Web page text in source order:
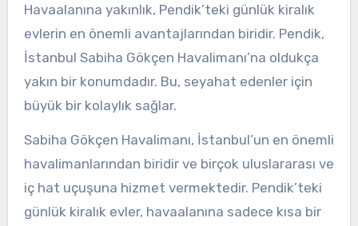
Havaalanına yakınlık, Pendik’teki günlük kiralık
evlerin en önemli avantajlarından biridir. Pendik,
İstanbul Sabiha Gökçen Havalimanı’na oldukça
yakın bir konumdadır. Bu, seyahat edenler için
büyük bir kolaylık sağlar.
Sabiha Gökçen Havalimanı, İstanbul’un en önemli
havalimanlarından biridir ve birçok uluslararası ve
iç hat uçuşuna hizmet vermektedir. Pendik’teki
günlük kiralık evler, havaalanına sadece kısa bir